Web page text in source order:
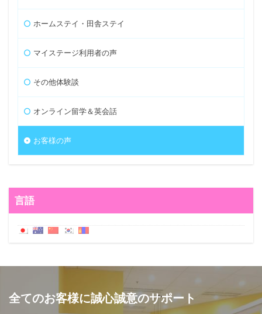
ホームステイ・田舎ステイ
マイステージ利用者の声
その他体験談
オンライン留学＆英会話
お客様の声
言語
全てのお客様に誠心誠意のサポート